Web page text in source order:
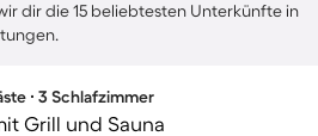
dir die 15 beliebtesten Unterkünfte in
∙ 3 Schlafzimmer
Grill und Sauna